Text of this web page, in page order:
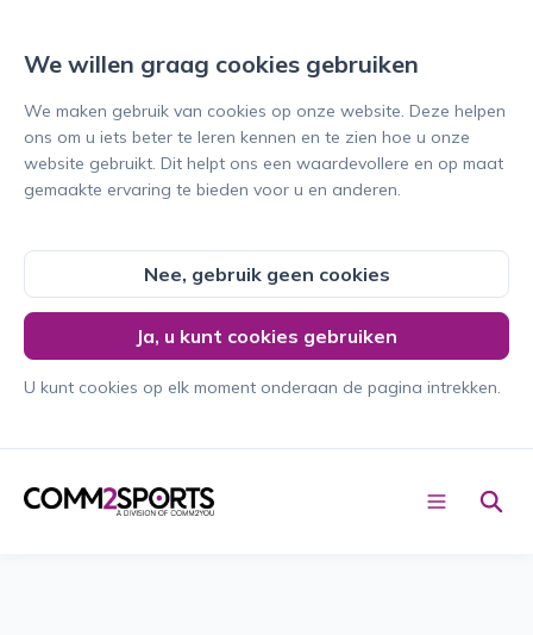
We willen graag cookies gebruiken
We maken gebruik van cookies op onze website. Deze helpen
ons om u iets beter te leren kennen en te zien hoe u onze
website gebruikt. Dit helpt ons een waardevollere en op maat
gemaakte ervaring te bieden voor u en anderen.
Nee, gebruik geen cookies
Ja, u kunt cookies gebruiken
U kunt cookies op elk moment onderaan de pagina intrekken.
C
Conta
ands